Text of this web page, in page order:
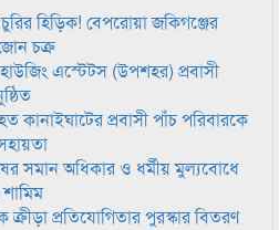
হিড়িক! বেপরোয়া জকিগঞ্জের
চক্র
এস্টেটস (উপশহর) প্রবাসী
কানাইঘাটের প্রবাসী পাঁচ পরিবারকে
সমান অধিকার ও ধর্মীয় মুল্যবোধে
ক্রীড়া প্রতিযোগিতার পুরস্কার বিতরণ